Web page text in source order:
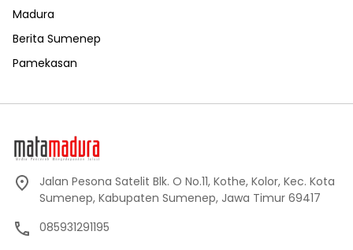
Madura
Berita Sumenep
Pamekasan
Jalan Pesona Satelit Blk. O No.11, Kothe, Kolor, Kec. Kota
Sumenep, Kabupaten Sumenep, Jawa Timur 69417
085931291195